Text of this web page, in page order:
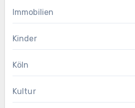
Immobilien
Kinder
Köln
Kultur